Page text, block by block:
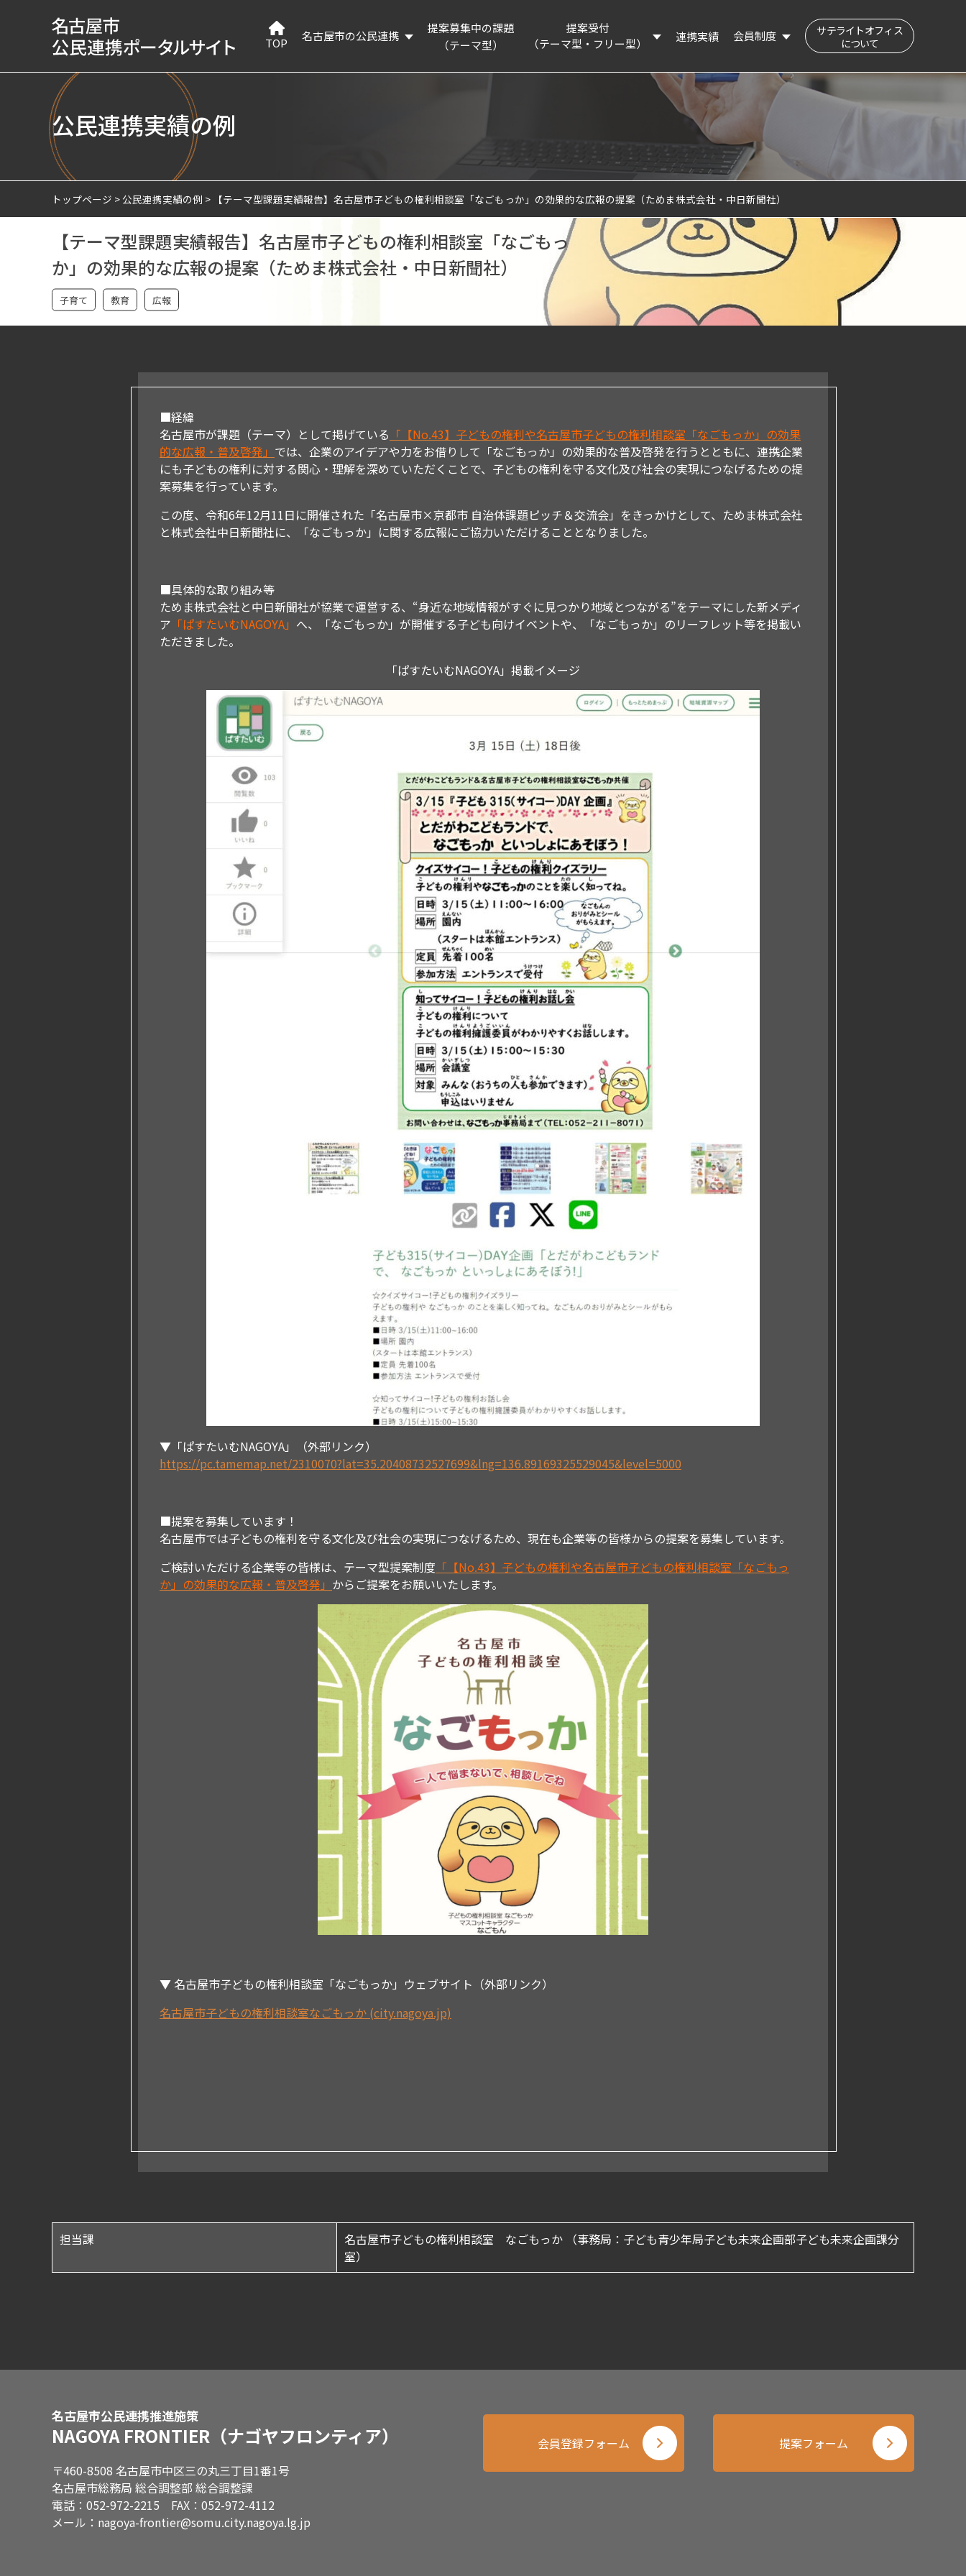
TOP 名古屋市の公民連携
名古屋市の認証・パートナー制度等の紹介
企業版ふるさと納税制度の紹介
提案募集中の課題
（テーマ型）
提案受付
（テーマ型・フリー型）
連携実績 会員制度
公民交流フィールド（会員登録はこちら）
登録会員の検索
登録情報の変更
サテライトオフィス
について
公民連携実績の例
トップページ 公民連携実績の例 【テーマ型課題実績報告】名古屋市子どもの権利相談室「なごもっか」の効果的な広報の提案（ためま株式会社・中日新聞社）
【テーマ型課題実績報告】名古屋市子どもの権利相談室「なごもっ
か」の効果的な広報の提案（ためま株式会社・中日新聞社）
子育て 教育 広報
■経緯
名古屋市が課題（テーマ）として掲げている 「【No.43】子どもの権利や名古屋市子どもの権利相談室「なごもっか」の効果
的な広報・普及啓発」 では、企業のアイデアや力をお借りして「なごもっか」の効果的な普及啓発を行うとともに、連携企業
にも子どもの権利に対する関心・理解を深めていただくことで、子どもの権利を守る文化及び社会の実現につなげるための提
案募集を行っています。
この度、令和6年12月11日に開催された「名古屋市×京都市 自治体課題ピッチ＆交流会」をきっかけとして、ためま株式会社
と株式会社中日新聞社に、「なごもっか」に関する広報にご協力いただけることとなりました。
■具体的な取り組み等
ためま株式会社と中日新聞社が協業で運営する、“身近な地域情報がすぐに見つかり地域とつながる”をテーマにした新メディ
ア 「ぱすたいむNAGOYA」 へ、「なごもっか」が開催する子ども向けイベントや、「なごもっか」のリーフレット等を掲載い
ただきました。
「ぱすたいむNAGOYA」掲載イメージ
▼「ぱすたいむNAGOYA」（外部リンク）
https://pc.tamemap.net/2310070?lat=35.20408732527699&lng=136.89169325529045&level=5000
■提案を募集しています！
名古屋市では子どもの権利を守る文化及び社会の実現につなげるため、現在も企業等の皆様からの提案を募集しています。
ご検討いただける企業等の皆様は、テーマ型提案制度 「【No.43】子どもの権利や名古屋市子どもの権利相談室「なごもっ
か」の効果的な広報・普及啓発」 からご提案をお願いいたします。
▼ 名古屋市子どもの権利相談室「なごもっか」ウェブサイト（外部リンク）
名古屋市子どもの権利相談室なごもっか (city.nagoya.jp)
担当課
名古屋市子どもの権利相談室 なごもっか （事務局：子ども青少年局子ども未来企画部子ども未来企画課分
室）
名古屋市公民連携推進施策
NAGOYA FRONTIER （ナゴヤフロンティア）
〒460-8508 名古屋市中区三の丸三丁目1番1号
名古屋市総務局 総合調整部 総合調整課
電話：052-972-2215 FAX：052-972-4112
メール：nagoya-frontier@somu.city.nagoya.lg.jp
会員登録フォーム 提案フォーム